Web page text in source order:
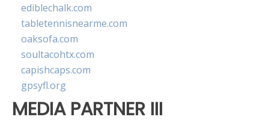
ediblechalk.com
tabletennisnearme.com
oaksofa.com
soultacohtx.com
capishcaps.com
gpsyfl.org
MEDIA PARTNER III